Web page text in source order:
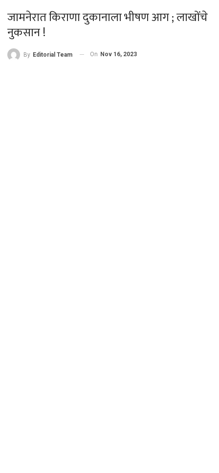
जामनेरात किराणा दुकानाला भीषण आग ; लाखोंचे
नुकसान !
By Editorial Team On Nov 16, 2023